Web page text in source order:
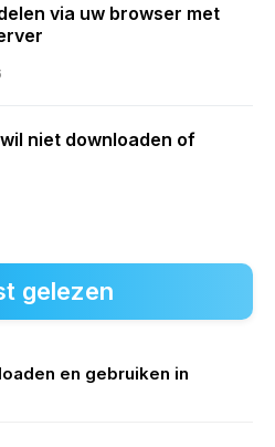
via uw browser met
niet downloaden of
gelezen
en gebruiken in